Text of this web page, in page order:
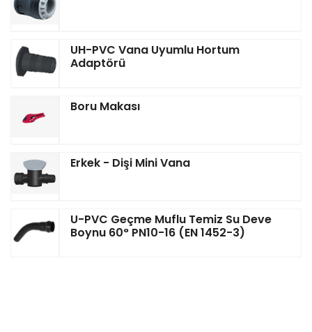
UH-PVC Vana Uyumlu Hortum
Adaptörü
Boru Makası
Erkek - Dişi Mini Vana
U-PVC Geçme Muflu Temiz Su Deve
Boynu 60° PN10-16 (EN 1452-3)